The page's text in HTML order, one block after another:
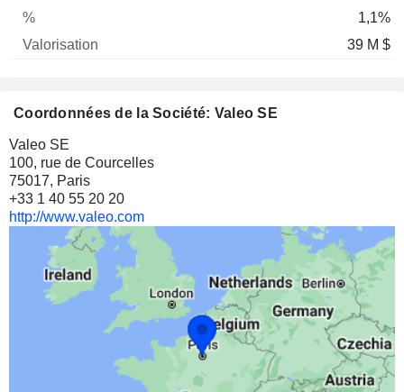
1,1%
39 M $
Coordonnées de la Société: Valeo SE
Valeo SE
100, rue de Courcelles
75017, Paris
+33 1 40 55 20 20
http://www.valeo.com